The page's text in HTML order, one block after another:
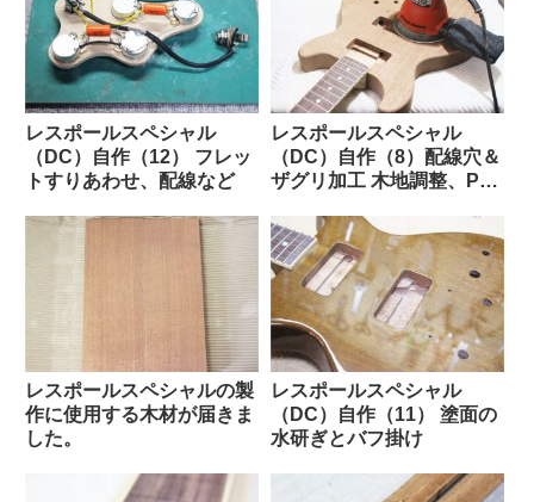
レスポールスペシャル
（DC）自作（12） フレッ
トすりあわせ、配線など
レスポールスペシャル
（DC）自作（8）配線穴＆
ザグリ加工 木地調整、PG
レスポールスペシャルの製
作に使用する木材が届きま
した。
レスポールスペシャル
（DC）自作（11） 塗面の
水研ぎとバフ掛け